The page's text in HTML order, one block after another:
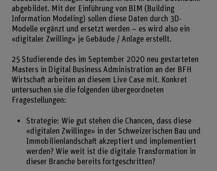
abgebildet. Mit der Einführung von BIM (Building
Information Modeling) sollen diese Daten durch 3D-
Modelle ergänzt und ersetzt werden – es wird also ein
«digitaler Zwilling» je Gebäude / Anlage erstellt.
25 Studierende des im September 2020 neu gestarteten
Masters in Digital Business Administration an der BFH
Wirtschaft arbeiten an diesem Live Case mit. Konkret
untersuchen sie die folgenden übergeordneten
Fragestellungen:
Strategie: Wie gut stehen die Chancen, dass diese
«digitalen Zwillinge» in der Schweizerischen Bau und
Immobilienlandschaft akzeptiert und implementiert
werden? Wie weit ist die digitale Transformation in
dieser Branche bereits fortgeschritten?